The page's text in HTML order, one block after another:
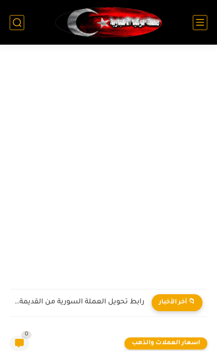
📁 آخر الأخبار رابط تحويل العملة السورية من القديمة إلى الجديدة 2026
اسعار العملات والذهب
0